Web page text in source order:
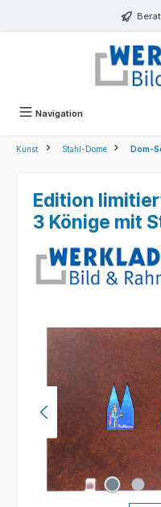
Navigation
Kunst Stahl-Dome Dom-
Edition
3 Könige mit
Bildergalerie überspringen